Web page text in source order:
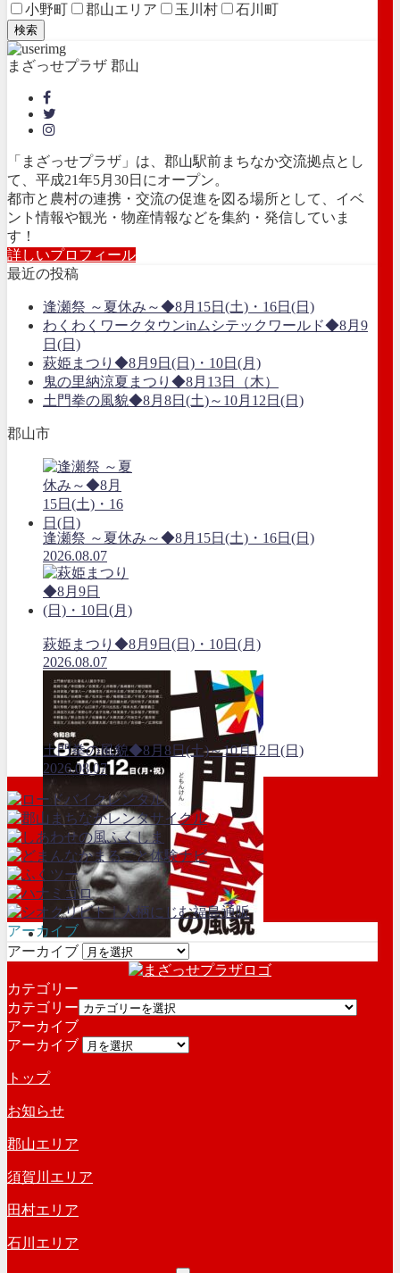
小野町
郡山エリア 玉川村 石川町
検索
まざっせプラザ 郡山
「まざっせプラザ」は、郡山駅前まちなか交流拠点とし
て、平成21年5月30日にオープン。
都市と農村の連携・交流の促進を図る場所として、イベ
ント情報や観光・物産情報などを集約・発信していま
す！
詳しいプロフィール
最近の投稿
逢瀬祭 ～夏休み～◆8月15日(土)・16日(日)
わくわくワークタウンinムシテックワールド◆8月9
日(日)
萩姫まつり◆8月9日(日)・10日(月)
鬼の里納涼夏まつり◆8月13日（木）
土門拳の風貌◆8月8日(土)～10月12日(日)
郡山市
逢瀬祭 ～夏休み～◆8月15日(土)・16日(日)
2026.08.07
萩姫まつり◆8月9日(日)・10日(月)
2026.08.07
土門拳の風貌◆8月8日(土)～10月12日(日)
2026.08.07
アーカイブ
アーカイブ
カテゴリー
カテゴリー
アーカイブ
アーカイブ
トップ
お知らせ
郡山エリア
須賀川エリア
田村エリア
石川エリア